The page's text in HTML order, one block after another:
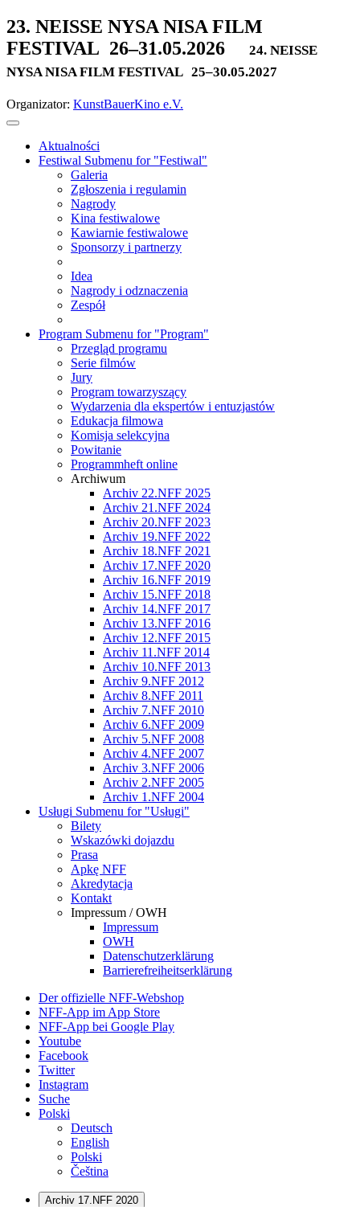
23. NEISSE NYSA NISA FILM
FESTIVAL 26–31.05.2026
24. NEISSE
NYSA NISA FILM FESTIVAL 25–30.05.2027
Organizator: KunstBauerKino e.V.
Aktualności
Festiwal Submenu for "Festiwal"
Galeria
Zgłoszenia i regulamin
Nagrody
Kina festiwalowe
Kawiarnie festiwalowe
Sponsorzy i partnerzy
Idea
Nagrody i odznaczenia
Zespół
Program Submenu for "Program"
Przegląd programu
Serie filmów
Jury
Program towarzyszący
Wydarzenia dla ekspertów i entuzjastów
Edukacja filmowa
Komisja selekcyjna
Powitanie
Programmheft online
Archiwum
Archiv 22.NFF 2025
Archiv 21.NFF 2024
Archiv 20.NFF 2023
Archiv 19.NFF 2022
Archiv 18.NFF 2021
Archiv 17.NFF 2020
Archiv 16.NFF 2019
Archiv 15.NFF 2018
Archiv 14.NFF 2017
Archiv 13.NFF 2016
Archiv 12.NFF 2015
Archiv 11.NFF 2014
Archiv 10.NFF 2013
Archiv 9.NFF 2012
Archiv 8.NFF 2011
Archiv 7.NFF 2010
Archiv 6.NFF 2009
Archiv 5.NFF 2008
Archiv 4.NFF 2007
Archiv 3.NFF 2006
Archiv 2.NFF 2005
Archiv 1.NFF 2004
Usługi Submenu for "Usługi"
Bilety
Wskazówki dojazdu
Prasa
Apkę NFF
Akredytacja
Kontakt
Impressum / OWH
Impressum
OWH
Datenschutzerklärung
Barrierefreiheitserklärung
Der offizielle NFF-Webshop
NFF-App im App Store
NFF-App bei Google Play
Youtube
Facebook
Twitter
Instagram
Suche
Polski
Deutsch
English
Polski
Čeština
Archiv 17.NFF 2020